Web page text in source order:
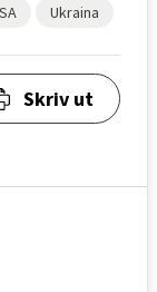
Ukraina
Skriv ut